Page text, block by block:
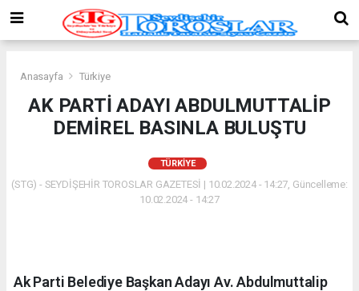
Anasayfa Türkiye
AK PARTİ ADAYI ABDULMUTTALİP
DEMİREL BASINLA BULUŞTU
TÜRKIYE
(STG) - SEYDİŞEHİR TOROSLAR GAZETESİ | 10.02.2024 - 14:27, Güncelleme:
10.02.2024 - 14:27
Ak Parti Belediye Başkan Adayı Av. Abdulmuttalip